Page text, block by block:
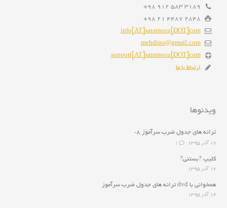
3189 583 912 98+
2848 4487 21 98+
info[AT]saramooz[DOT]com
mehdipo@gmail.com
support[AT]saramooz[DOT]com
ارتباط با ما
ویدئوها
ترانه هاى جدول ضرب سرآموز ۸*
۱۷ آذر ۱۳۹۵ 1
کلیپ ?بستنی?
۱۷ آذر ۱۳۹۵
همخوانى با dvd ترانه هاى جدول ضرب سرآموز
۱۶ آذر ۱۳۹۵